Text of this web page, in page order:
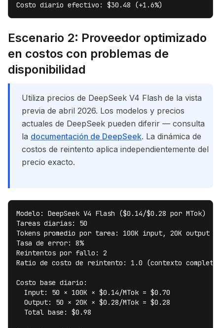
Costo diario efectivo: $30.48 (+1.6%)
Escenario 2: Proveedor optimizado
en costos con problemas de
disponibilidad
Utiliza precios de DeepSeek V4 Flash de la vista
previa de abril 2026. Los modelos y precios
actuales de DeepSeek pueden diferir — consulta
la documentación de DeepSeek. La dinámica de
costos de reintento aplica independientemente del
precio exacto.
Modelo: DeepSeek V4 Flash ($0.14/$0.28 por MTok)
Tareas diarias: 50
Tokens promedio por tarea: 100K input, 20K output
Tasa de error: 8%
Reintentos por fallo: 2
Ratio de costo de reintento: 1.0 (contexto completo
Costo base diario:
  Input: 50 × 100K × $0.14/MTok = $0.70
  Output: 50 × 20K × $0.28/MTok = $0.28
  Total base: $0.98